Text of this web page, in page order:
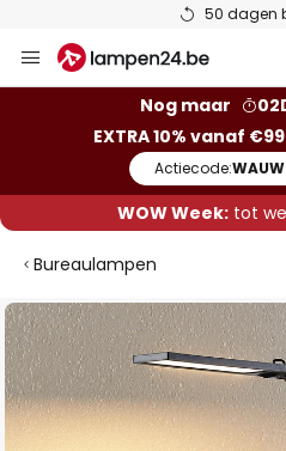
50 dagen
naar
Nog maar
EXTRA 10% vanaf
Actiecode:WAUW
WOW Week:tot
Bureaulampen
Ga
naar
het
einde
van